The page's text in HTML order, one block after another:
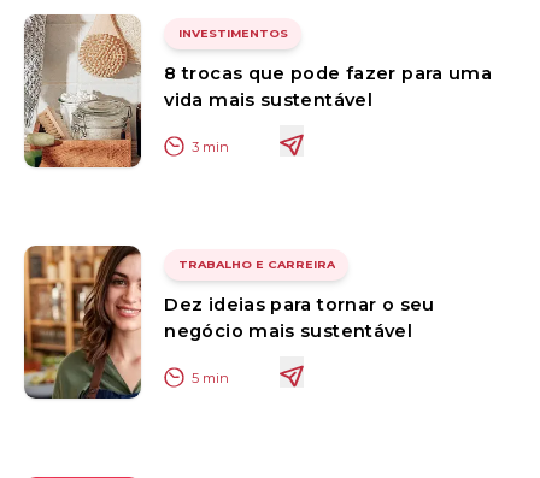
INVESTIMENTOS
8 trocas que pode fazer para uma
vida mais sustentável
3 min
TRABALHO E CARREIRA
Dez ideias para tornar o seu
negócio mais sustentável
5 min